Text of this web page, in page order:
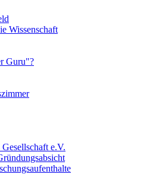
Wissenschaft
Guru"?
e.V.